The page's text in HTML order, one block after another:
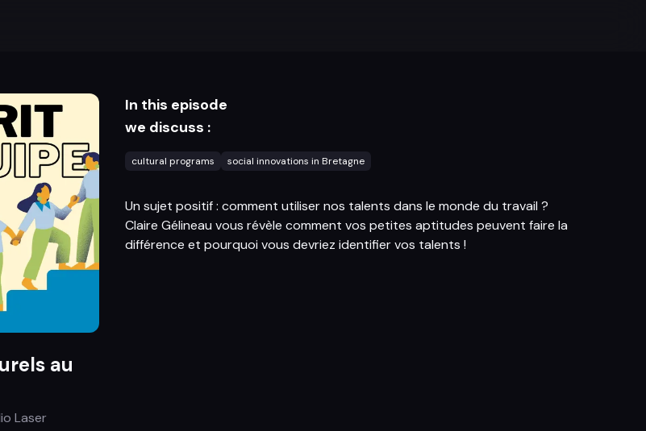
au
Laser
In this episode
we discuss :
cultural programs social innovations in Bretagne
Un sujet positif : comment utiliser nos talents dans le monde du travail ?
Claire Gélineau vous révèle comment vos petites aptitudes peuvent faire la
différence et pourquoi vous devriez identifier vos talents !